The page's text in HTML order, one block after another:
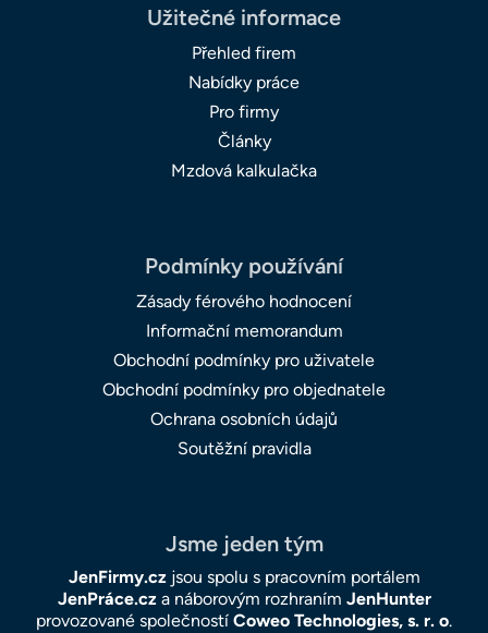
Užitečné informace
Přehled firem
Nabídky práce
Pro firmy
Články
Mzdová kalkulačka
Podmínky používání
Zásady férového hodnocení
Informační memorandum
Obchodní podmínky pro uživatele
Obchodní podmínky pro objednatele
Ochrana osobních údajů
Soutěžní pravidla
Jsme jeden tým
JenFirmy.czjsou spolu s pracovním portálem
JenPráce.cza náborovým rozhraním JenHunter
provozované společností Coweo Technologies, s. r. o.